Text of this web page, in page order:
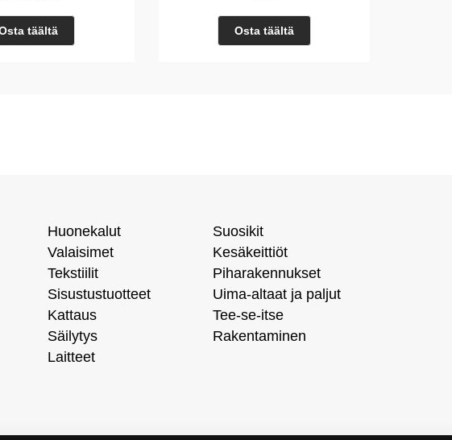
täältä Osta täältä
Huonekalut
Valaisimet
Tekstiilit
Sisustustuotteet
Kattaus
Säilytys
Laitteet
Suosikit
Kesäkeittiöt
Piharakennukset
Uima-altaat ja paljut
Tee-se-itse
Rakentaminen